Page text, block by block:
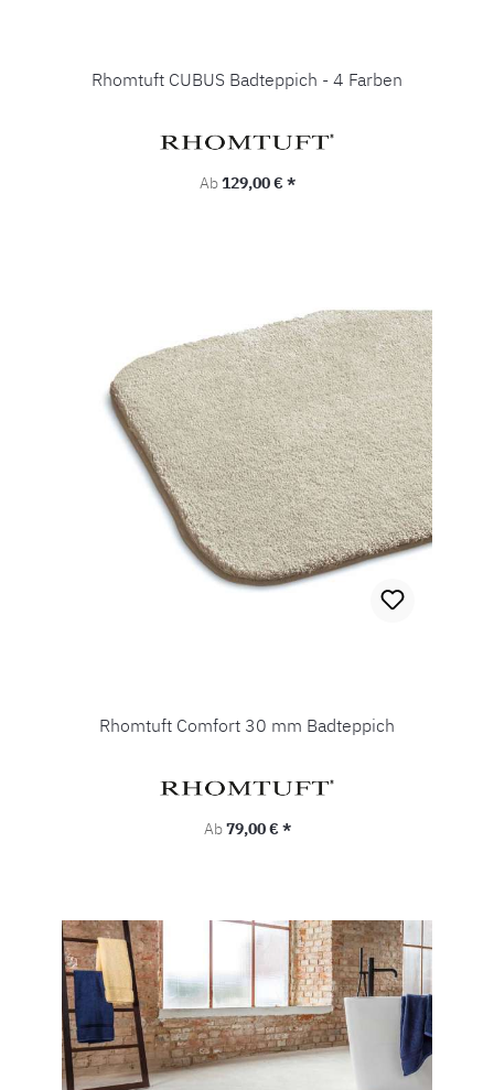
Rhomtuft CUBUS Badteppich - 4 Farben
Regulärer Preis:
Ab129,00 € *
Rhomtuft Comfort 30 mm Badteppich
Regulärer Preis:
Ab79,00 € *